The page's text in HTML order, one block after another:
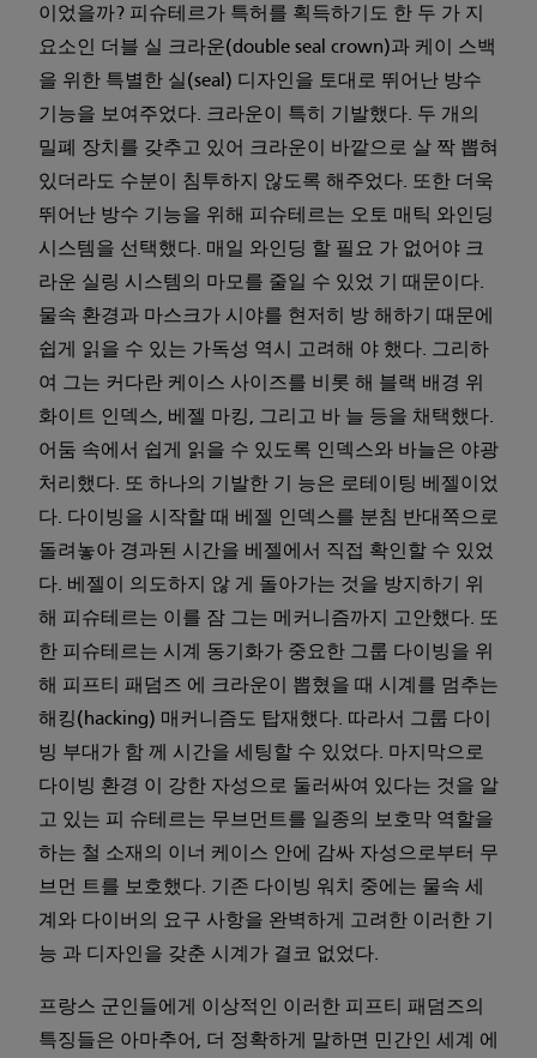
이었을까? 피슈테르가 특허를 획득하기도 한 두 가 지
요소인 더블 실 크라운(double seal crown)과 케이 스백
을 위한 특별한 실(seal) 디자인을 토대로 뛰어난 방수
기능을 보여주었다. 크라운이 특히 기발했다. 두 개의
밀폐 장치를 갖추고 있어 크라운이 바깥으로 살 짝 뽑혀
있더라도 수분이 침투하지 않도록 해주었다. 또한 더욱
뛰어난 방수 기능을 위해 피슈테르는 오토 매틱 와인딩
시스템을 선택했다. 매일 와인딩 할 필요 가 없어야 크
라운 실링 시스템의 마모를 줄일 수 있었 기 때문이다.
물속 환경과 마스크가 시야를 현저히 방 해하기 때문에
쉽게 읽을 수 있는 가독성 역시 고려해 야 했다. 그리하
여 그는 커다란 케이스 사이즈를 비롯 해 블랙 배경 위
화이트 인덱스, 베젤 마킹, 그리고 바 늘 등을 채택했다.
어둠 속에서 쉽게 읽을 수 있도록 인덱스와 바늘은 야광
처리했다. 또 하나의 기발한 기 능은 로테이팅 베젤이었
다. 다이빙을 시작할 때 베젤 인덱스를 분침 반대쪽으로
돌려놓아 경과된 시간을 베젤에서 직접 확인할 수 있었
다. 베젤이 의도하지 않 게 돌아가는 것을 방지하기 위
해 피슈테르는 이를 잠 그는 메커니즘까지 고안했다. 또
한 피슈테르는 시계 동기화가 중요한 그룹 다이빙을 위
해 피프티 패덤즈 에 크라운이 뽑혔을 때 시계를 멈추는
해킹(hacking) 매커니즘도 탑재했다. 따라서 그룹 다이
빙 부대가 함 께 시간을 세팅할 수 있었다. 마지막으로
다이빙 환경 이 강한 자성으로 둘러싸여 있다는 것을 알
고 있는 피 슈테르는 무브먼트를 일종의 보호막 역할을
하는 철 소재의 이너 케이스 안에 감싸 자성으로부터 무
브먼 트를 보호했다. 기존 다이빙 워치 중에는 물속 세
계와 다이버의 요구 사항을 완벽하게 고려한 이러한 기
능 과 디자인을 갖춘 시계가 결코 없었다.
프랑스 군인들에게 이상적인 이러한 피프티 패덤즈의
특징들은 아마추어, 더 정확하게 말하면 민간인 세계 에